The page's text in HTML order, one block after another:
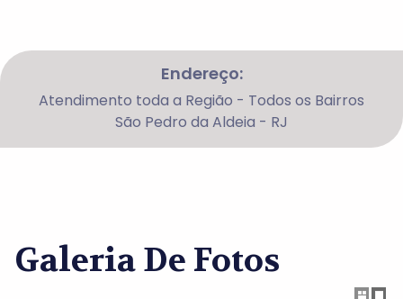
Endereço:
Atendimento toda a Região - Todos os Bairros
São Pedro da Aldeia - RJ
Galeria De Fotos